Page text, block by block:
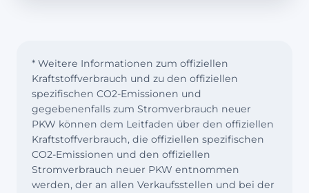
* Weitere Informationen zum offiziellen
Kraftstoffverbrauch und zu den offiziellen
spezifischen CO2-Emissionen und
gegebenenfalls zum Stromverbrauch neuer
PKW können dem Leitfaden über den offiziellen
Kraftstoffverbrauch, die offiziellen spezifischen
CO2-Emissionen und den offiziellen
Stromverbrauch neuer PKW entnommen
werden, der an allen Verkaufsstellen und bei der